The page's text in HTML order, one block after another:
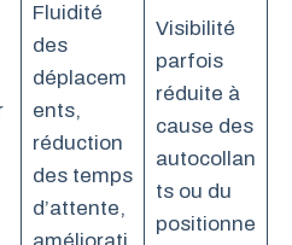
Fluidité
des
déplacem
ents,
réduction
des temps
d’attente,
Visibilité
parfois
réduite à
cause des
autocollan
ts ou du
positionne